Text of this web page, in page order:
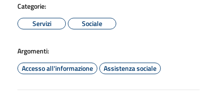
Categorie:
Servizi
Sociale
Argomenti:
Accesso all'informazione
Assistenza sociale